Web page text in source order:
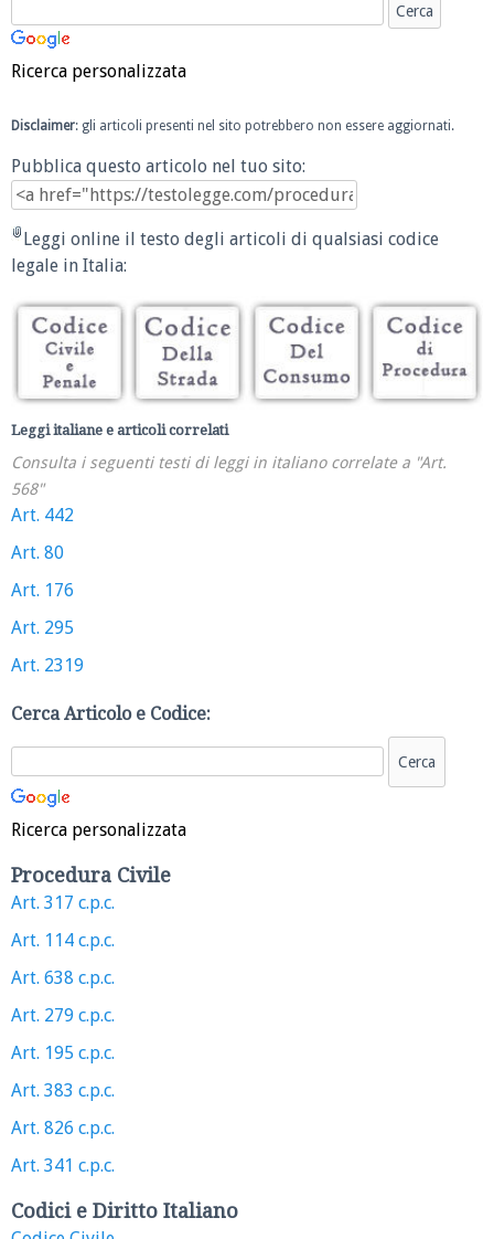
Ricerca personalizzata
Disclaimer: gli articoli presenti nel sito potrebbero non essere aggiornati.
Pubblica questo articolo nel tuo sito:
Leggi online il testo degli articoli di qualsiasi codice
legale in Italia:
Leggi italiane e articoli correlati
Consulta i seguenti testi di leggi in italiano correlate a "Art.
568"
Art. 442
Art. 80
Art. 176
Art. 295
Art. 2319
Cerca Articolo e Codice:
Ricerca personalizzata
Procedura Civile
Art. 317 c.p.c.
Art. 114 c.p.c.
Art. 638 c.p.c.
Art. 279 c.p.c.
Art. 195 c.p.c.
Art. 383 c.p.c.
Art. 826 c.p.c.
Art. 341 c.p.c.
Codici e Diritto Italiano